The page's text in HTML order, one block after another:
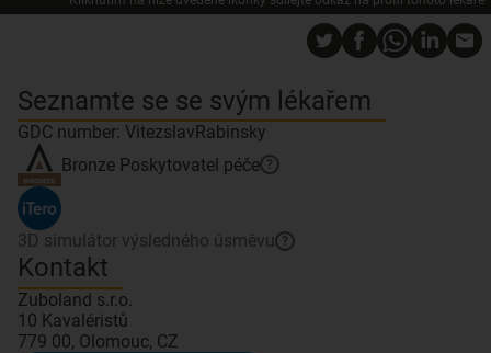
Seznamte se se svým lékařem
GDC number: VitezslavRabinsky
Bronze Poskytovatel péče ?
3D simulátor výsledného úsměvu ?
Kontakt
Zuboland s.r.o.
10 Kavaléristů
779 00, Olomouc, CZ